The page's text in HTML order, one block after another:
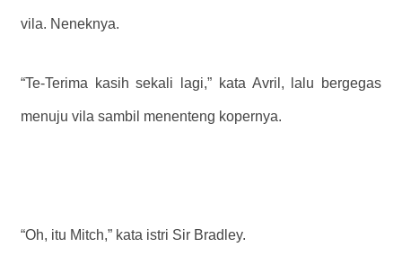
vila. Neneknya.
“Te-Terima kasih sekali lagi,” kata Avril, lalu bergegas
menuju vila sambil menenteng kopernya.
“Oh, itu Mitch,” kata istri Sir Bradley.